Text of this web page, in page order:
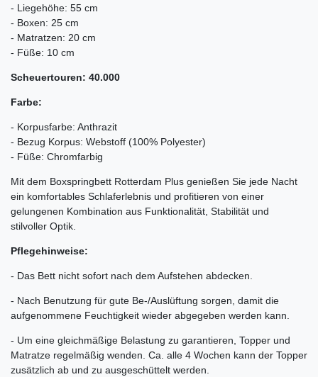
- Liegehöhe: 55 cm
- Boxen: 25 cm
- Matratzen: 20 cm
- Füße: 10 cm
Scheuertouren: 40.000
Farbe:
- Korpusfarbe: Anthrazit
- Bezug Korpus: Webstoff (100% Polyester)
- Füße: Chromfarbig
Mit dem Boxspringbett Rotterdam Plus genießen Sie jede Nacht
ein komfortables Schlaferlebnis und profitieren von einer
gelungenen Kombination aus Funktionalität, Stabilität und
stilvoller Optik.
Pflegehinweise:
- Das Bett nicht sofort nach dem Aufstehen abdecken.
- Nach Benutzung für gute Be-/Auslüftung sorgen, damit die
aufgenommene Feuchtigkeit wieder abgegeben werden kann.
- Um eine gleichmäßige Belastung zu garantieren, Topper und
Matratze regelmäßig wenden. Ca. alle 4 Wochen kann der Topper
zusätzlich ab und zu ausgeschüttelt werden.